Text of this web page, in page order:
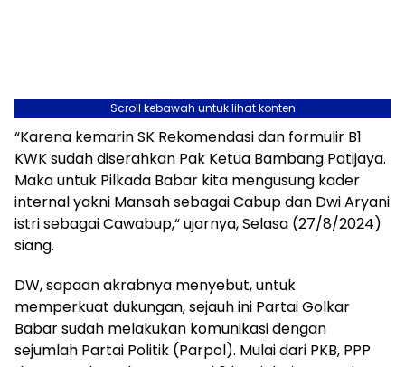
Scroll kebawah untuk lihat konten
“Karena kemarin SK Rekomendasi dan formulir B1
KWK sudah diserahkan Pak Ketua Bambang Patijaya.
Maka untuk Pilkada Babar kita mengusung kader
internal yakni Mansah sebagai Cabup dan Dwi Aryani
istri sebagai Cawabup,“ ujarnya, Selasa (27/8/2024)
siang.
DW, sapaan akrabnya menyebut, untuk
memperkuat dukungan, sejauh ini Partai Golkar
Babar sudah melakukan komunikasi dengan
sejumlah Partai Politik (Parpol). Mulai dari PKB, PPP